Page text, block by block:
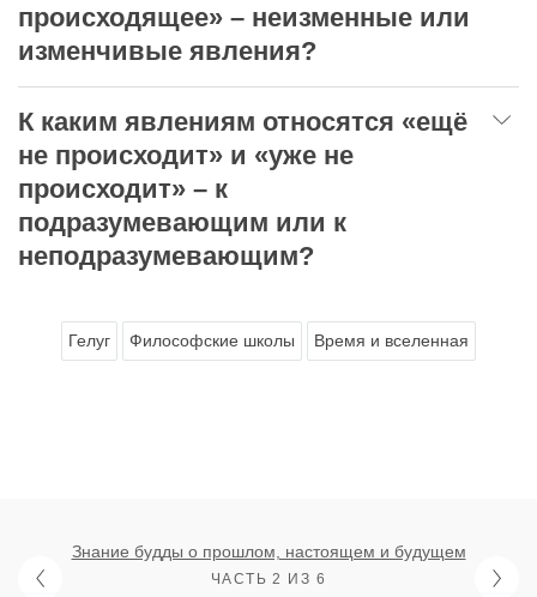
происходящее» – неизменные или
изменчивые явления?
К каким явлениям относятся «ещё
не происходит» и «уже не
происходит» – к
подразумевающим или к
неподразумевающим?
Гелуг Философские школы Время и вселенная
Знание будды о прошлом, настоящем и будущем
ЧАСТЬ 2 ИЗ 6